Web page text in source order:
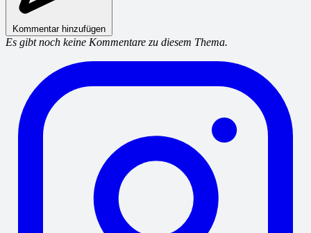
Kommentar hinzufügen
Es gibt noch keine Kommentare zu diesem Thema.